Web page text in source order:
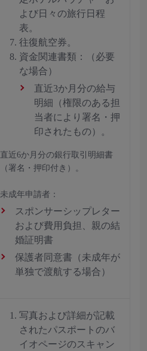
よび日々の旅行日程
表。
往復航空券。
資金関連書類：（必要
な場合）
直近3か月分の給与
明細（権限のある担
当者により署名・押
印されたもの）。
直近6か月分の銀行取引明細書
（署名・押印付き）。
未成年申請者：
スポンサーシップレター
および費用負担、親の結
婚証明書
保護者同意書（未成年が
単独で渡航する場合）
写真および詳細が記載
されたパスポートのバ
イオページのスキャン